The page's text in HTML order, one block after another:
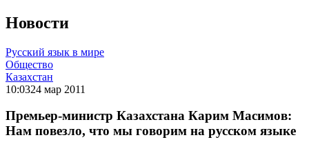
Новости
Русский язык в мире
Общество
Казахстан
10:0324 мар 2011
Премьер-министр Казахстана Карим Масимов:
Нам повезло, что мы говорим на русском языке